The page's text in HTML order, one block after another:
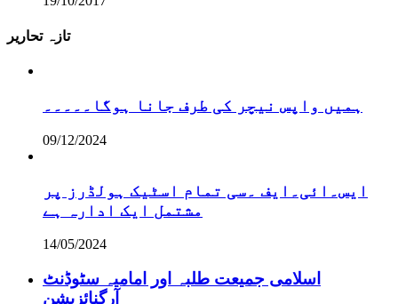
تازہ تحاریر
ہمیں واپس نیچر کی طرف جانا ہوگا۔۔۔۔۔
09/12/2024
ایس۔ائی۔ایف ۔سی تمام اسٹیک ہولڈرز پر
مشتمل ایک ادارہ ہے
14/05/2024
اسلامی جمیعت طلبہ اور امامیہ سٹوڈنٹ
آرگنائزیشن